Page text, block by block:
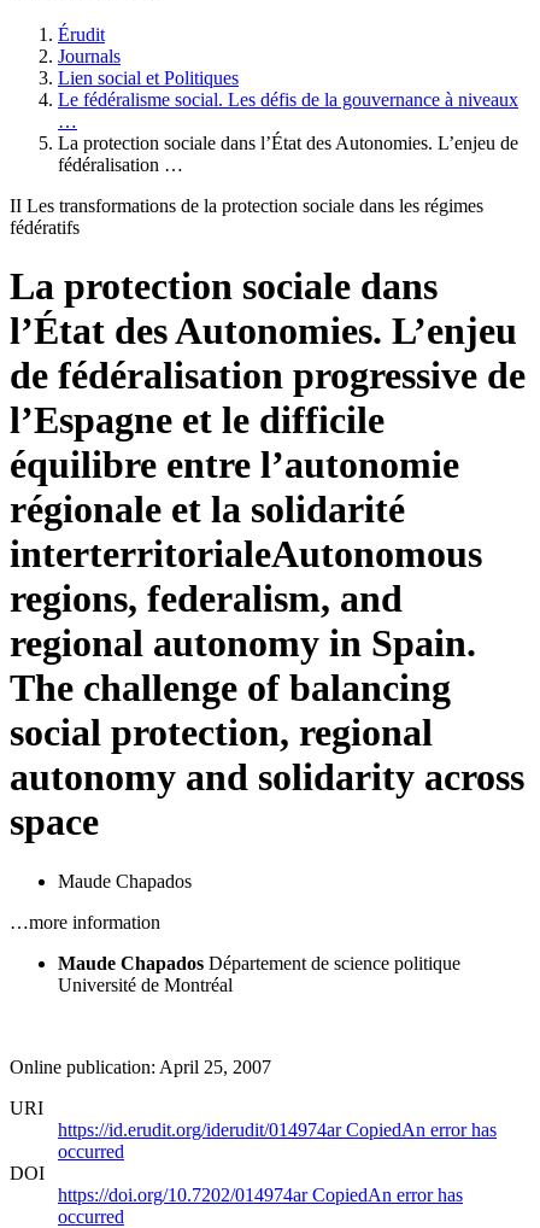
Érudit
Journals
Lien social et Politiques
Le fédéralisme social. Les défis de la gouvernance à niveaux
…
La protection sociale dans l’État des Autonomies. L’enjeu de
fédéralisation …
II Les transformations de la protection sociale dans les régimes
fédératifs
La protection sociale dans
l’État des Autonomies. L’enjeu
de fédéralisation progressive de
l’Espagne et le difficile
équilibre entre l’autonomie
régionale et la solidarité
interterritorialeAutonomous
regions, federalism, and
regional autonomy in Spain.
The challenge of balancing
social protection, regional
autonomy and solidarity across
space
Maude Chapados
…more information
Maude Chapados Département de science politique
Université de Montréal
Online publication: April 25, 2007
URI
https://id.erudit.org/iderudit/014974arCopiedAn error has
occurred
DOI
https://doi.org/10.7202/014974arCopiedAn error has
occurred